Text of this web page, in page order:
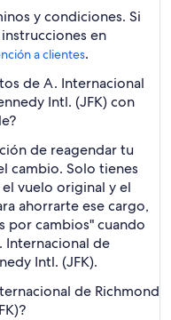
y condiciones. Si
en
a clientes.
de A. Internacional
Intl. (JFK) con
de reagendar tu
cambio. Solo tienes
vuelo original y el
ahorrarte ese cargo,
por cambios" cuando
Internacional de
Intl. (JFK).
de Richmond